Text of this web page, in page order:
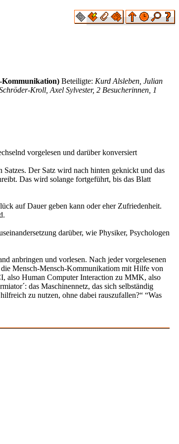
Kommunikation) Beteiligte: Kurd Alsleben, Julian
Kroll, Axel Sylvester, 2 Besucherinnen, 1
vorgelesen und darüber konversiert
Der Satz wird nach hinten geknickt und das
Das wird solange fortgeführt, bis das Blatt
auf Dauer geben kann oder eher Zufriedenheit.
darüber, wie Physiker, Psychologen
anbringen und vorlesen. Nach jeder vorgelesenen
die Mensch-Mensch-Kommunikatiom mit Hilfe von
also Human Computer Interaction zu MMK, also
das Maschinennetz, das sich selbständig
zu nutzen, ohne dabei rauszufallen?“ “Was